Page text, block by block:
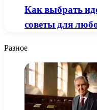
Как выбрать
советы для
Разное